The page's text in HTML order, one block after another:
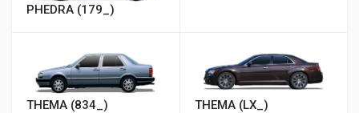
PHEDRA (179_)
THEMA (834_) THEMA (LX_)